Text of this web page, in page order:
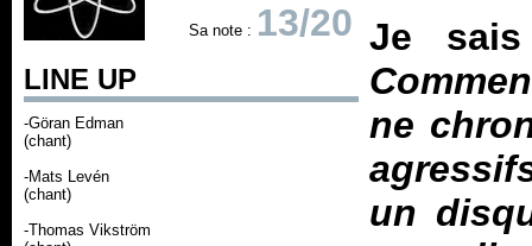
Sa note : 13/20
LINE UP
-Göran Edman
(chant)
-Mats Levén
(chant)
-Thomas Vikström
Je
ne
un